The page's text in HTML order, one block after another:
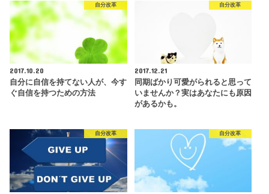
自分改革
2017.10.20
自分に自信を持てない人が、今す
ぐ自信を持つための方法
自分改革
2017.12.21
同期ばかり可愛がられると思って
いませんか？実はあなたにも原因
があるかも。
自分改革 自分改革